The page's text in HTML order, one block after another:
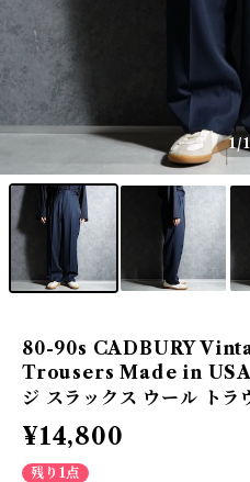
1/
80-90s CADBURY
Trousers Made in USA
ジ スラックス ウール トラ
¥14,800
残り1点